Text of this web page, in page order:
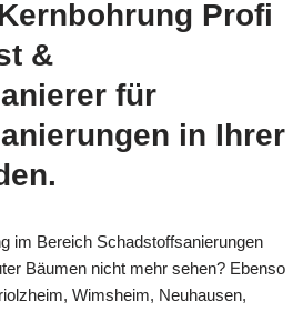
Profi
&
für
in Ihrer
im Bereich Schadstoffsanierungen
Bäumen nicht mehr sehen? Ebenso
Wimsheim, Neuhausen,